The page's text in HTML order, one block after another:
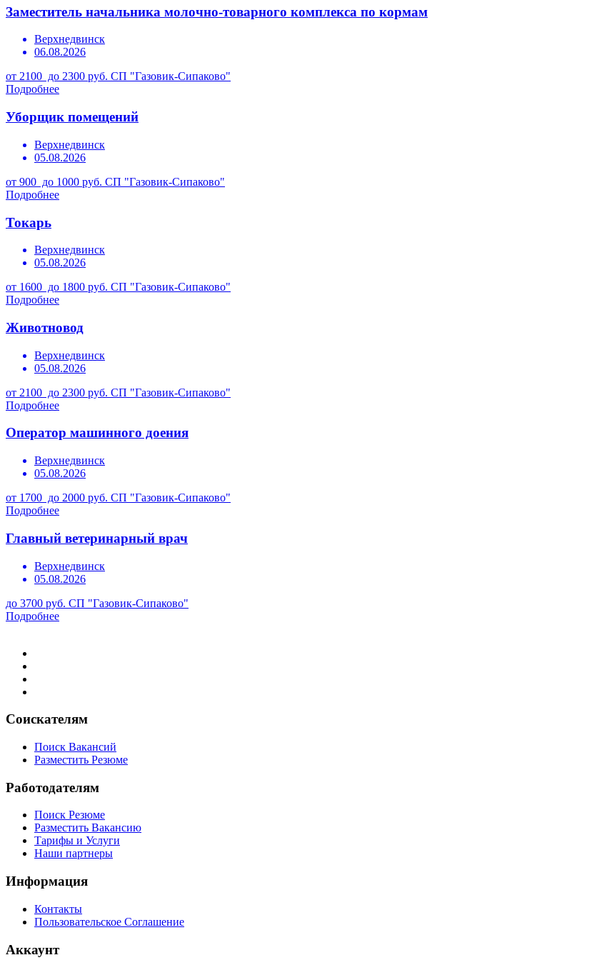
Заместитель начальника молочно-товарного комплекса по кормам
Верхнедвинск
06.08.2026
от 2100 до 2300 руб. СП "Газовик-Сипаково"
Подробнее
Уборщик помещений
Верхнедвинск
05.08.2026
от 900 до 1000 руб. СП "Газовик-Сипаково"
Подробнее
Токарь
Верхнедвинск
05.08.2026
от 1600 до 1800 руб. СП "Газовик-Сипаково"
Подробнее
Животновод
Верхнедвинск
05.08.2026
от 2100 до 2300 руб. СП "Газовик-Сипаково"
Подробнее
Оператор машинного доения
Верхнедвинск
05.08.2026
от 1700 до 2000 руб. СП "Газовик-Сипаково"
Подробнее
Главный ветеринарный врач
Верхнедвинск
05.08.2026
до 3700 руб. СП "Газовик-Сипаково"
Подробнее
Соискателям
Поиск Вакансий
Разместить Резюме
Работодателям
Поиск Резюме
Разместить Вакансию
Тарифы и Услуги
Наши партнеры
Информация
Контакты
Пользовательское Соглашение
Аккаунт